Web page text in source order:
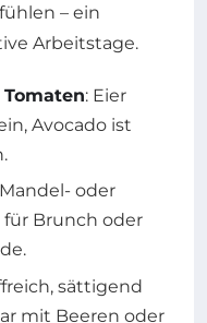
– ein
Arbeitstage.
: Eier
Avocado ist
oder
für Brunch oder
sättigend
mit Beeren oder